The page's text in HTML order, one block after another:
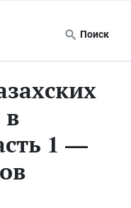
Поиск
в
1 —